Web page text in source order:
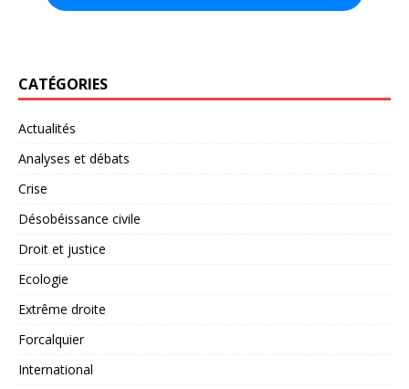
CATÉGORIES
Actualités
Analyses et débats
Crise
Désobéissance civile
Droit et justice
Ecologie
Extrême droite
Forcalquier
International